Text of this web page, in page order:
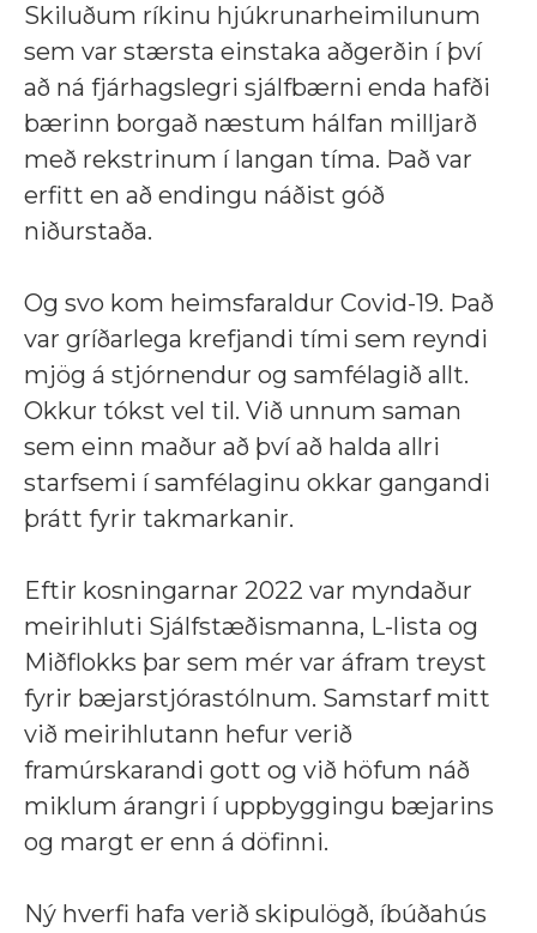
Skiluðum ríkinu hjúkrunarheimilunum
sem var stærsta einstaka aðgerðin í því
að ná fjárhagslegri sjálfbærni enda hafði
bærinn borgað næstum hálfan milljarð
með rekstrinum í langan tíma. Það var
erfitt en að endingu náðist góð
niðurstaða.
Og svo kom heimsfaraldur Covid-19. Það
var gríðarlega krefjandi tími sem reyndi
mjög á stjórnendur og samfélagið allt.
Okkur tókst vel til. Við unnum saman
sem einn maður að því að halda allri
starfsemi í samfélaginu okkar gangandi
þrátt fyrir takmarkanir.
Eftir kosningarnar 2022 var myndaður
meirihluti Sjálfstæðismanna, L-lista og
Miðflokks þar sem mér var áfram treyst
fyrir bæjarstjórastólnum. Samstarf mitt
við meirihlutann hefur verið
framúrskarandi gott og við höfum náð
miklum árangri í uppbyggingu bæjarins
og margt er enn á döfinni.
Ný hverfi hafa verið skipulögð, íbúðahús